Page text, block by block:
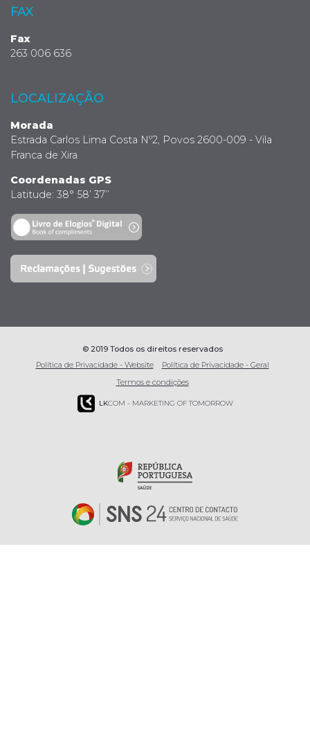
FAX
Fax
263 006 636
LOCALIZAÇÃO
Morada
Estrada Carlos Lima Costa Nº2, Povos 2600-009 - Vila
Franca de Xira
Coordenadas GPS
Latitude: 38° 58’ 37’’
© 2019 Todos os direitos reservados
Política de Privacidade - Website
Política de Privacidade - Geral
Termos e condições
LKCOM - MARKETING OF TOMORROW